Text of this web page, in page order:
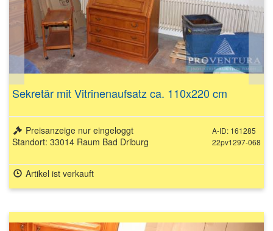
Sekretär mit Vitrinenaufsatz ca. 110x220 cm
A-ID: 161285
22pv1297-068
Preisanzeige nur eingeloggt
Standort: 33014 Raum Bad Driburg
Artikel ist verkauft